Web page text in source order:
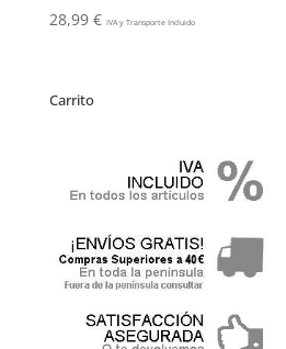
28,99 € IVA y Transporte Incluido
Carrito